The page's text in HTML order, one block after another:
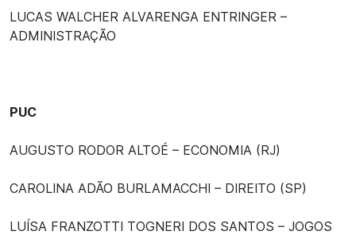
LUCAS WALCHER ALVARENGA ENTRINGER –
ADMINISTRAÇÃO
PUC
AUGUSTO RODOR ALTOÉ – ECONOMIA (RJ)
CAROLINA ADÃO BURLAMACCHI – DIREITO (SP)
LUÍSA FRANZOTTI TOGNERI DOS SANTOS – JOGOS